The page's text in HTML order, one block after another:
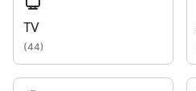
TV
(44)